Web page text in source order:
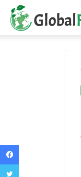
Facebook
Twitter